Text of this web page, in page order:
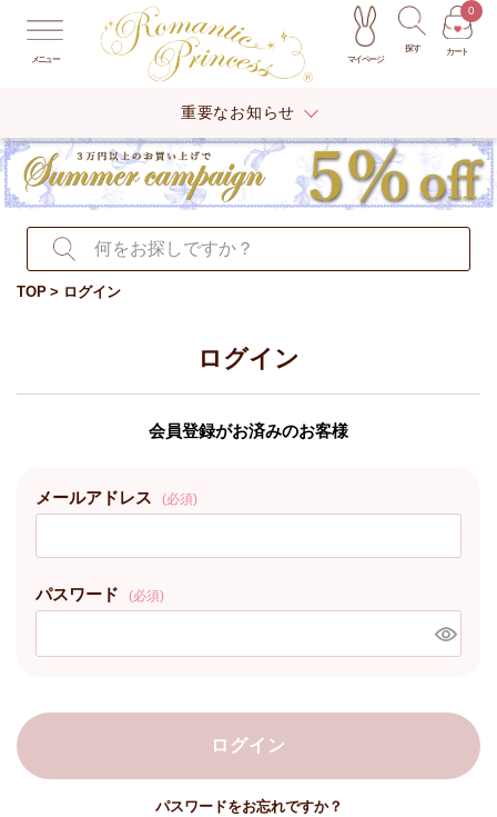
メニュー マイページ
探す カート
0
重要なお知らせ
TOP ログイン
ログイン
会員登録がお済みのお客様
メールアドレス (必須)
パスワード (必須)
ログイン
パスワードをお忘れですか？